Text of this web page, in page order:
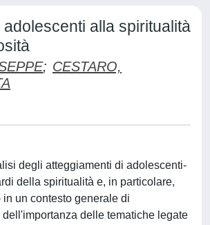
alla spiritualità
; CESTARO,
degli atteggiamenti di adolescenti-
della spiritualità e, in particolare,
un contesto generale di
delle tematiche legate